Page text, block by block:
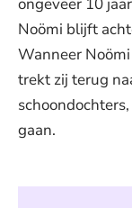
Noömi blijft
Wanneer
trekt zij terug
gaan.